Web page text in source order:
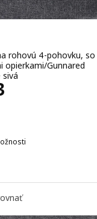
opierkami/
rohovú 4-pohovku, so
opierkami/Gunnared
€ 523
VIMLE, Poťah na